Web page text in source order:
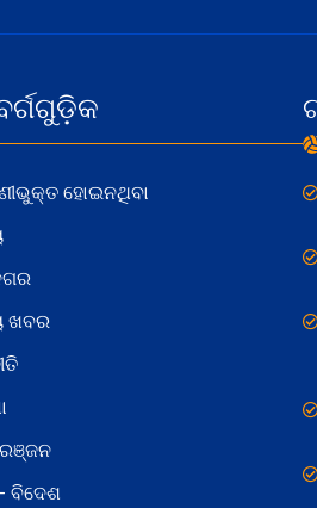
ହୋଇନଥିବା
ଖବର
ବିଦେଶ